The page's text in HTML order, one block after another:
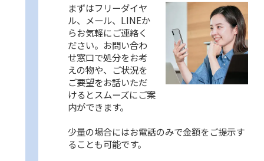
まずはフリーダイヤ
ル、メール、LINEか
らお気軽にご連絡く
ださい。お問い合わ
せ窓口で処分をお考
えの物や、ご状況を
ご要望をお話いただ
けるとスムーズにご案
内ができます。
少量の場合にはお電話のみで金額をご提示す
ることも可能です。